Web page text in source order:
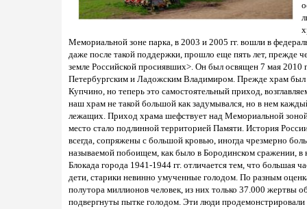
Мемориальной зоне парка, в 2003 и 2005 гг. вошли в
даже после такой поддержки, прошло еще пять лет, прежде
земле Российской просиявших>. Он был освящен 7 мая
Петербургским и Ладожским Владимиром. Прежде храм был
Купчино, но теперь это самостоятельный приход,
наш храм не такой большой как задумывался, но в нем
лежащих. Приход храма шефствует над Мемориальной зоной
место стало подлинной территорией Памяти. История
всегда, сопряжены с большой кровью, иногда чрезмерно
называемой побоищем, как было в Бородинском сражении, в
Блокада города 1941-1944 гг. отличается тем, что
дети, старики невинно умученные голодом. По разным
полутора миллионов человек, из них только 37.000 жертвы
подвергнуты пытке голодом. Эти люди